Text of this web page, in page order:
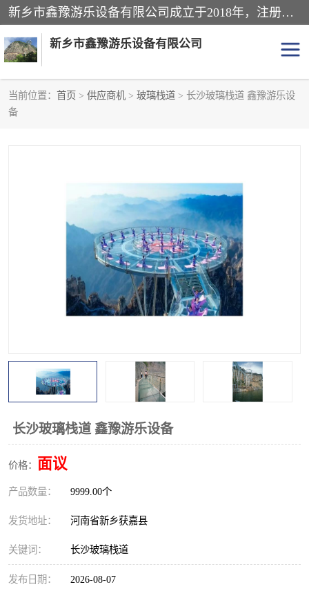
新乡市鑫豫游乐设备有限公司成立于2018年，注册地位于河南省。经营范围包括游乐设备、滑索、滑道、空中自行车、吊桥、拓展器材、攀岩器材、趣桥、悬崖秋千、网红桥、儿童乐园设备、水上乐园设备、丛林穿越设备、音乐呐喊设备、轨道滑车、栈道、玻璃滑道、观景平台、景观包装的设计、制造、销售、安装、维修，景区策划服务。
新乡市鑫豫游乐设备有限公司
当前位置： 首页 > 供应商机 > 玻璃栈道 > 长沙玻璃栈道 鑫豫游乐设
备
长沙玻璃栈道 鑫豫游乐设备
价格： 面议
产品数量： 9999.00个
发货地址： 河南省新乡获嘉县
关键词： 长沙玻璃栈道
发布日期： 2026-08-07
水上乐园设备
攀岩器材
空中自行车
玻璃滑道
音乐呐喊设备
玻璃栈道